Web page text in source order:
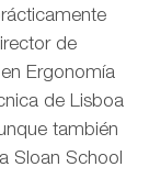
de
Ergonomía
de Lisboa
también
Sloan School